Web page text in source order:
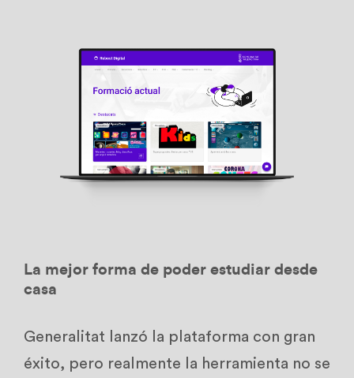
La mejor forma de poder estudiar desde
casa
Generalitat lanzó la plataforma con gran
éxito, pero realmente la herramienta no se